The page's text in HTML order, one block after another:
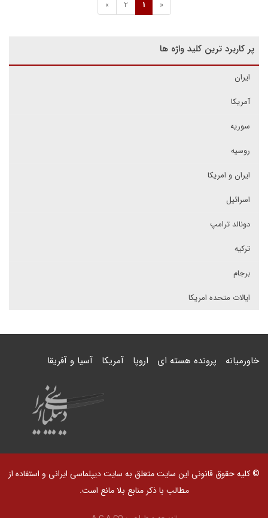
«
1
2
»
پر کاربرد ترین کلید واژه ها
ایران
آمریکا
سوریه
روسیه
ایران و امریکا
اسرائیل
دونالد ترامپ
ترکیه
برجام
ایالات متحده امریکا
خاورمیانه پرونده هسته ای اروپا آمریکا آسیا و آفریقا
© کلیه حقوق قانونی این سایت متعلق به سایت دیپلماسی ایرانی و استفاده از
مطالب با ذکر منابع بلا مانع است.